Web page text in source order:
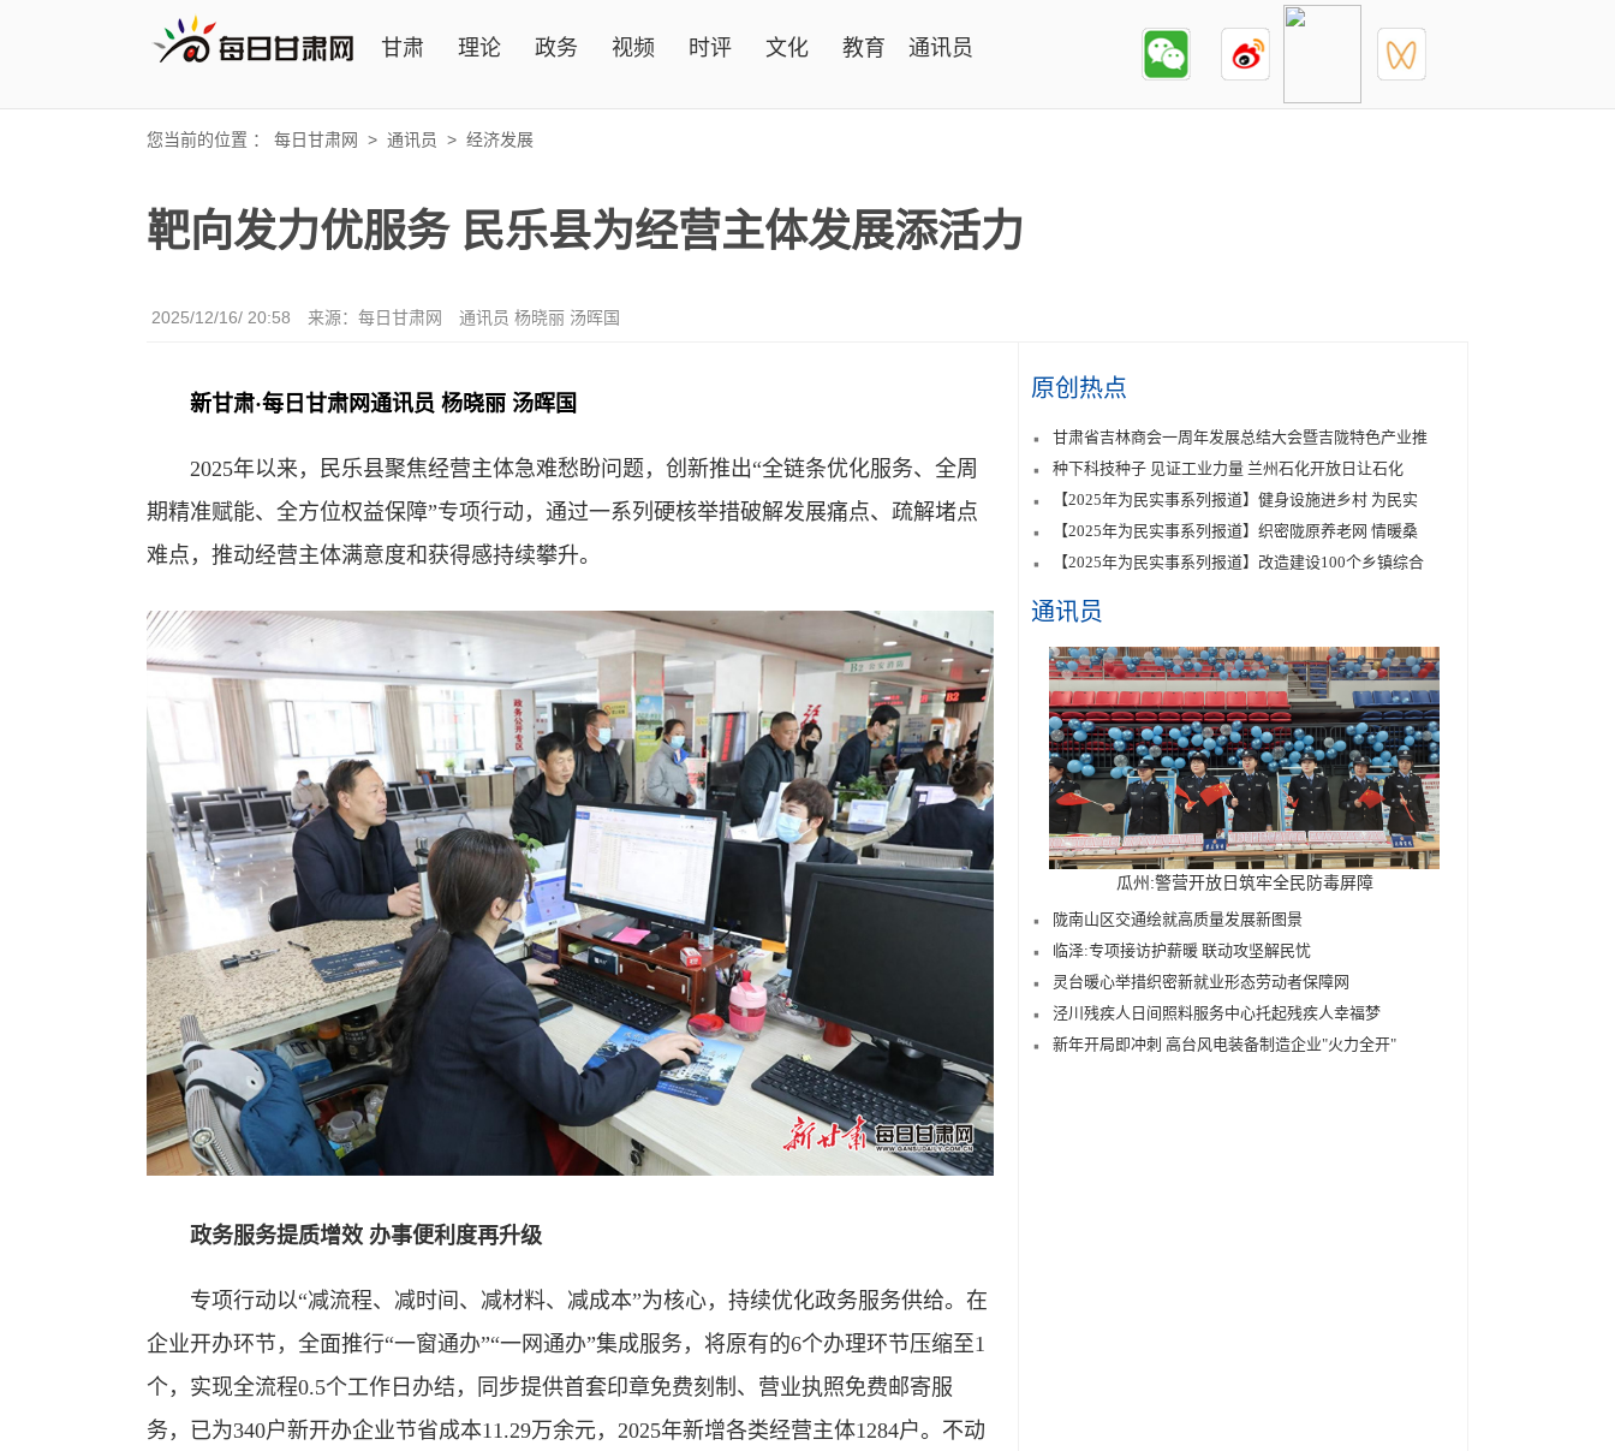
甘肃 理论 政务 视频 时评 文化 教育 通讯员
您当前的位置 ： 每日甘肃网 > 通讯员 > 经济发展
靶向发力优服务 民乐县为经营主体发展添活力
2025/12/16/ 20:58 来源：每日甘肃网 通讯员 杨晓丽 汤晖国
新甘肃·每日甘肃网通讯员 杨晓丽 汤晖国
2025年以来，民乐县聚焦经营主体急难愁盼问题，创新推出“全链条优化服务、全周
期精准赋能、全方位权益保障”专项行动，通过一系列硬核举措破解发展痛点、疏解堵点
难点，推动经营主体满意度和获得感持续攀升。
政务服务提质增效 办事便利度再升级
专项行动以“减流程、减时间、减材料、减成本”为核心，持续优化政务服务供给。在
企业开办环节，全面推行“一窗通办”“一网通办”集成服务，将原有的6个办理环节压缩至1
个，实现全流程0.5个工作日办结，同步提供首套印章免费刻制、营业执照免费邮寄服
务，已为340户新开办企业节省成本11.29万余元，2025年新增各类经营主体1284户。不动
原创热点
甘肃省吉林商会一周年发展总结大会暨吉陇特色产业推
种下科技种子 见证工业力量 兰州石化开放日让石化
【2025年为民实事系列报道】健身设施进乡村 为民实
【2025年为民实事系列报道】织密陇原养老网 情暖桑
【2025年为民实事系列报道】改造建设100个乡镇综合
通讯员
瓜州:警营开放日筑牢全民防毒屏障
陇南山区交通绘就高质量发展新图景
临泽:专项接访护薪暖 联动攻坚解民忧
灵台暖心举措织密新就业形态劳动者保障网
泾川残疾人日间照料服务中心托起残疾人幸福梦
新年开局即冲刺 高台风电装备制造企业"火力全开"